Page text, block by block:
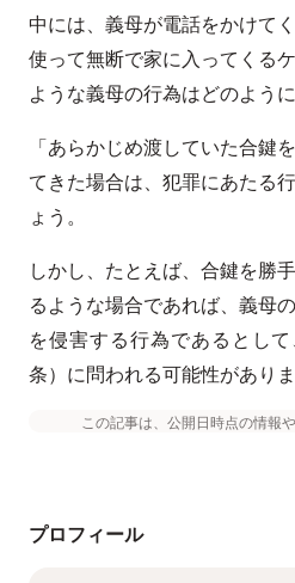
中には、義母が電話をかけて
使って無断で家に入ってくる
ような義母の行為はどのよう
「あらかじめ渡していた合鍵
てきた場合は、犯罪にあたる
ょう。
しかし、たとえば、合鍵を勝
るような場合であれば、義母
を侵害する行為であるとし
条）に問われる可能性がありま
この記事は、公開日時点の情報
プロフィール